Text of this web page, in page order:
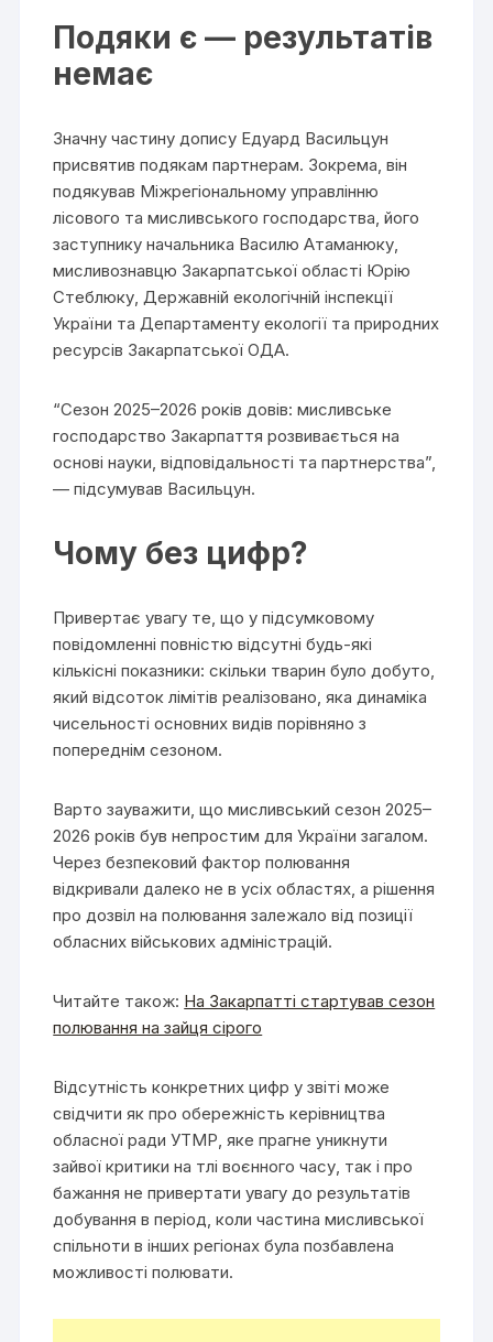
Подяки є — результатів
немає
Значну частину допису Едуард Васильцун
присвятив подякам партнерам. Зокрема, він
подякував Міжрегіональному управлінню
лісового та мисливського господарства, його
заступнику начальника Василю Атаманюку,
мисливознавцю Закарпатської області Юрію
Стеблюку, Державній екологічній інспекції
України та Департаменту екології та природних
ресурсів Закарпатської ОДА.
“Сезон 2025–2026 років довів: мисливське
господарство Закарпаття розвивається на
основі науки, відповідальності та партнерства”,
— підсумував Васильцун.
Чому без цифр?
Привертає увагу те, що у підсумковому
повідомленні повністю відсутні будь-які
кількісні показники: скільки тварин було добуто,
який відсоток лімітів реалізовано, яка динаміка
чисельності основних видів порівняно з
попереднім сезоном.
Варто зауважити, що мисливський сезон 2025–
2026 років був непростим для України загалом.
Через безпековий фактор полювання
відкривали далеко не в усіх областях, а рішення
про дозвіл на полювання залежало від позиції
обласних військових адміністрацій.
Читайте також: На Закарпатті стартував сезон
полювання на зайця сірого
Відсутність конкретних цифр у звіті може
свідчити як про обережність керівництва
обласної ради УТМР, яке прагне уникнути
зайвої критики на тлі воєнного часу, так і про
бажання не привертати увагу до результатів
добування в період, коли частина мисливської
спільноти в інших регіонах була позбавлена
можливості полювати.